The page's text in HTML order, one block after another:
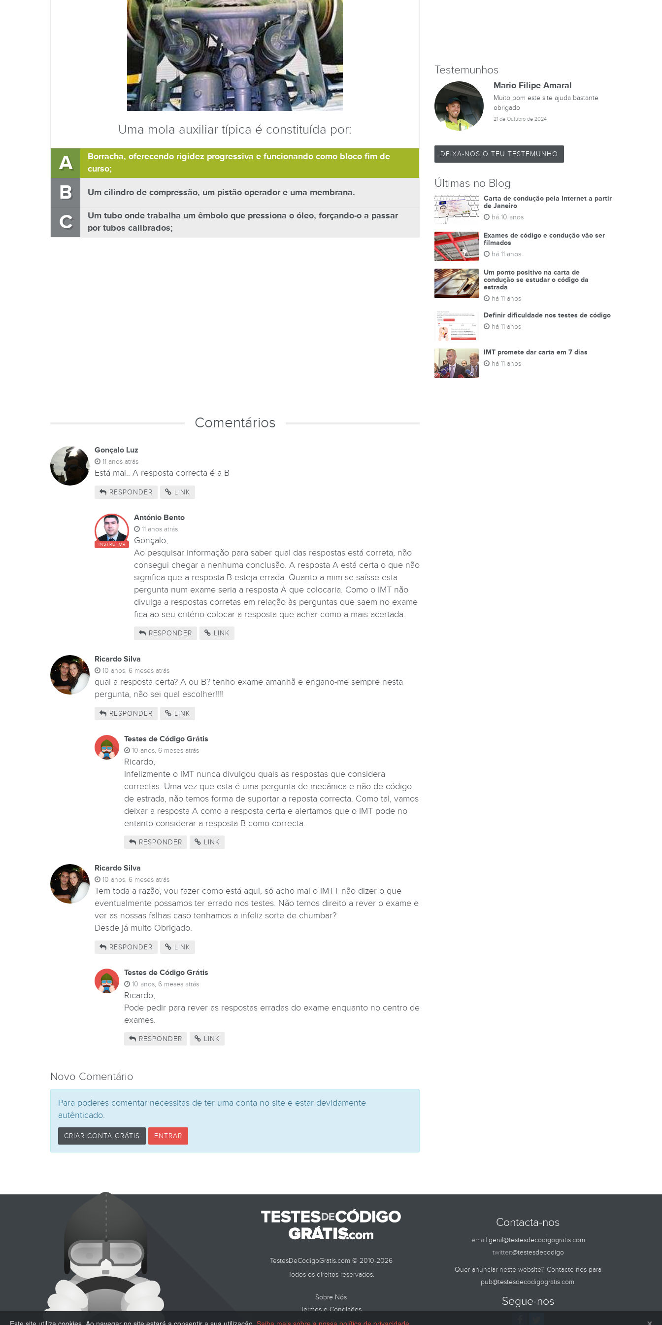
Uma mola auxiliar típica é constituída por:
A
Borracha, oferecendo rigidez progressiva e funcionando como bloco fim de
curso;
B Um cilindro de compressão, um pistão operador e uma membrana.
C
Um tubo onde trabalha um êmbolo que pressiona o óleo, forçando-o a passar
por tubos calibrados;
Comentários
Gonçalo Luz
11 anos atrás
Está mal.. A resposta correcta é a B
RESPONDER LINK
INSTRUTOR
António Bento
11 anos atrás
Gonçalo,
Ao pesquisar informação para saber qual das respostas está correta, não
consegui chegar a nenhuma conclusão. A resposta A está certa o que não
significa que a resposta B esteja errada. Quanto a mim se saísse esta
pergunta num exame seria a resposta A que colocaria. Como o IMT não
divulga a respostas corretas em relação às perguntas que saem no exame
fica ao seu critério colocar a resposta que achar como a mais acertada.
RESPONDER LINK
Ricardo Silva
10 anos, 6 meses atrás
qual a resposta certa? A ou B? tenho exame amanhã e engano-me sempre nesta
pergunta, não sei qual escolher!!!!
RESPONDER LINK
Testes de Código Grátis
10 anos, 6 meses atrás
Ricardo,
Infelizmente o IMT nunca divulgou quais as respostas que considera
correctas. Uma vez que esta é uma pergunta de mecânica e não de código
de estrada, não temos forma de suportar a reposta correcta. Como tal, vamos
deixar a resposta A como a resposta certa e alertamos que o IMT pode no
entanto considerar a resposta B como correcta.
RESPONDER LINK
Ricardo Silva
10 anos, 6 meses atrás
Tem toda a razão, vou fazer como está aqui, só acho mal o IMTT não dizer o que
eventualmente possamos ter errado nos testes. Não temos direito a rever o exame e
ver as nossas falhas caso tenhamos a infeliz sorte de chumbar?
Desde já muito Obrigado.
RESPONDER LINK
Testes de Código Grátis
10 anos, 6 meses atrás
Ricardo,
Pode pedir para rever as respostas erradas do exame enquanto no centro de
exames.
RESPONDER LINK
Novo Comentário
Para poderes comentar necessitas de ter uma conta no site e estar devidamente
autênticado.
CRIAR CONTA GRÁTIS ENTRAR
Testemunhos
Mario Filipe Amaral
Muito bom este site ajuda bastante
obrigado
21 de Outubro de 2024
DEIXA-NOS O TEU TESTEMUNHO
Últimas no Blog
Carta de condução pela Internet a partir
de Janeiro
há 10 anos
Exames de código e condução vão ser
filmados
há 11 anos
Um ponto positivo na carta de
condução se estudar o código da
estrada
há 11 anos
Definir dificuldade nos testes de código
há 11 anos
IMT promete dar carta em 7 dias
há 11 anos
TestesDeCodigoGratis.com © 2010-2026
Todos os direitos reservados.
Sobre Nós
Termos e Condições
Política de Privacidade
Contacta-nos
email:geral@testesdecodigogratis.com
twitter:@testesdecodigo
Quer anunciar neste website? Contacte-nos para
pub@testesdecodigogratis.com.
Segue-nos